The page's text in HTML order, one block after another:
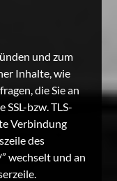
und zum
Inhalte, wie
die Sie an
bzw. TLS-
Verbindung
des
wechselt und an